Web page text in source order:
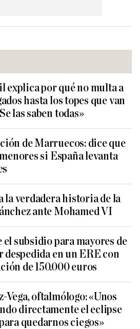
explica por qué no multa a
hasta los topes que van
las saben todas»
de Marruecos: dice que
si España levanta
la verdadera historia de la
ante Mohamed VI
el subsidio para mayores de
despedida en un ERE con
de 150.000 euros
Vega, oftalmólogo: «Unos
directamente el eclipse
quedarnos ciegos»